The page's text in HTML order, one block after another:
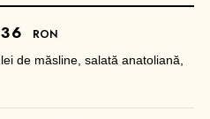
36 RON
de măsline, salată anatoliană,